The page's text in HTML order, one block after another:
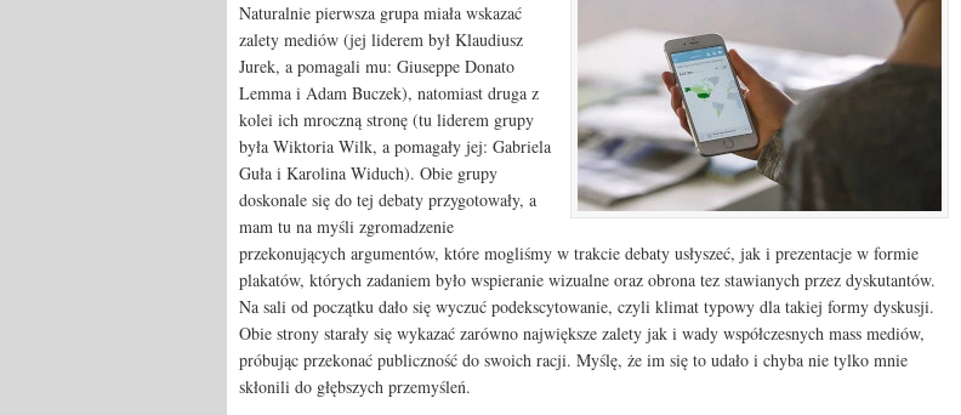
Naturalnie pierwsza grupa miała wskazać
zalety mediów (jej liderem był Klaudiusz
Jurek, a pomagali mu: Giuseppe Donato
Lemma i Adam Buczek), natomiast druga z
kolei ich mroczną stronę (tu liderem grupy
była Wiktoria Wilk, a pomagały jej: Gabriela
Guła i Karolina Widuch). Obie grupy
doskonale się do tej debaty przygotowały, a
mam tu na myśli zgromadzenie
przekonujących argumentów, które mogliśmy w trakcie debaty usłyszeć, jak i prezentacje w formie
plakatów, których zadaniem było wspieranie wizualne oraz obrona tez stawianych przez dyskutantów.
Na sali od początku dało się wyczuć podekscytowanie, czyli klimat typowy dla takiej formy dyskusji.
Obie strony starały się wykazać zarówno największe zalety jak i wady współczesnych mass mediów,
próbując przekonać publiczność do swoich racji. Myślę, że im się to udało i chyba nie tylko mnie
skłonili do głębszych przemyśleń.